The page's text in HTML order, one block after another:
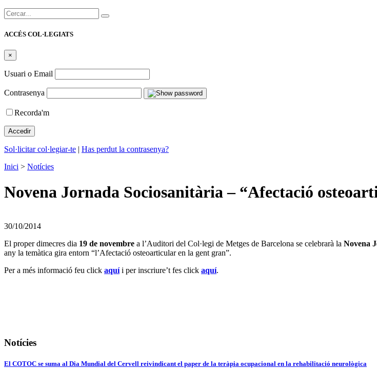
Cercar:
ACCÉS COL·LEGIATS
×
Usuari o Email
Contrasenya
Recorda'm
Sol·licitar col·legiar-te | Has perdut la contrasenya?
Inici > Notícies
Novena Jornada Sociosanitària – “Afectació
30/10/2014
El proper dimecres dia 19 de novembre a l’Auditori del Col·legi de Metges de Barcelona se celebrarà la Novena
any la temàtica gira entorn “l’Afectació osteoarticular en la gent gran”.
Per a més informació feu click aquí i perinscriure’t fes click aquí.
Notícies
El COTOC se suma al Dia Mundial del Cervell reivindicant el paper de la teràpia ocupacional en la rehabilitació neurològica